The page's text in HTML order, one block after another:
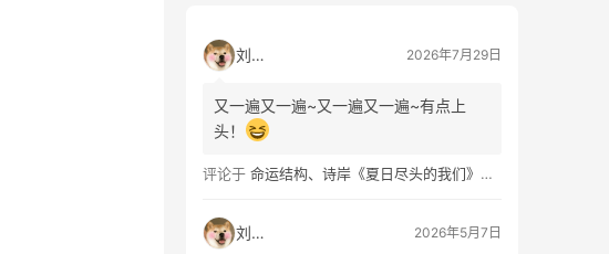
刘看山 2026年7月29日
又一遍又一遍~又一遍又一遍~有点上
头！
评论于 命运结构、诗岸《夏日尽头的我们》歌词及钢琴谱免费获取
刘看山 2026年5月7日